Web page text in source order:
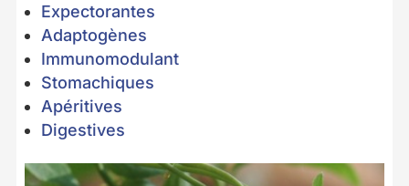
Expectorantes
Adaptogènes
Immunomodulant
Stomachiques
Apéritives
Digestives